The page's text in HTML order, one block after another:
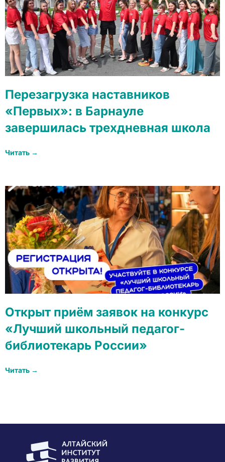
Перезагрузка наставников
«Первых»: в Барнауле
завершилась трехдневная школа
Читать →
Открыт приём заявок на конкурс
«Лучший школьный педагог-
библиотекарь России»
Читать →